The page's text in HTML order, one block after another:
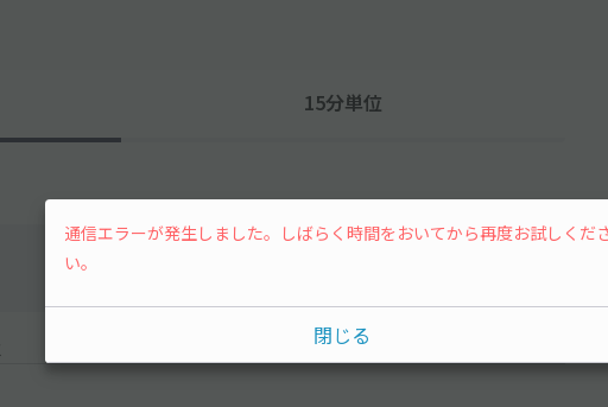
15分単位
金
通信エラーが発生しました。しばらく時間をおいてから再度お試しくだ
い。
閉じる